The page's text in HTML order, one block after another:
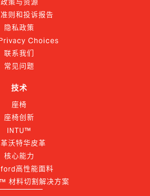
政策与资源
则和投诉报告
隐私政策
Choices
联系我们
常见问题
技术
座椅
座椅创新
INTU™
沃特华皮革
核心能力
高性能面料
材料切割解决方案